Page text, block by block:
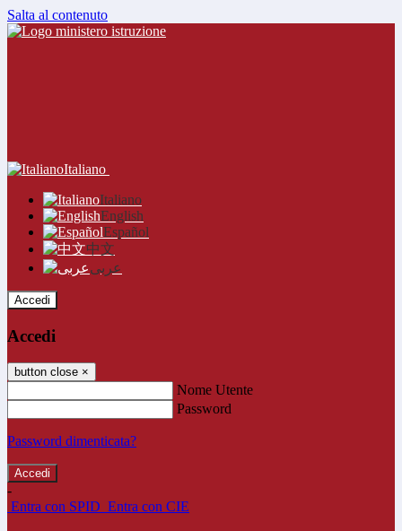
Salta al contenuto
Italiano
Italiano
English
Español
中文
عربى
Accedi
Accedi
button close ×
Nome Utente
Password
Password dimenticata?
-
Entra con SPID Entra con CIE